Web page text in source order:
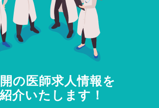
の医師求人情報を
介いたします！